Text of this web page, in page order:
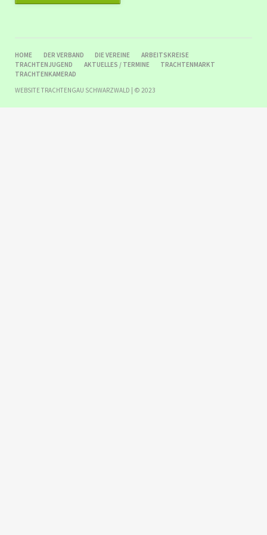
NAVIGATION
ÜBERSPRINGEN
HOME DER VERBAND DIE VEREINE
ARBEITSKREISE
TRACHTENJUGEND
AKTUELLES / TERMINE
TRACHTENMARKT
TRACHTENKAMERAD
WEBSITE TRACHTENGAU SCHWARZWALD | © 2023